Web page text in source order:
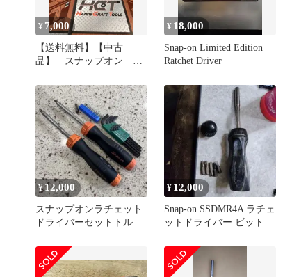
¥ 7,000
【送料無料】【中古
品】 スナップオン
ラチェットドライバー
【ハンズクラフト島根出
雲】
¥ 18,000
Snap-on Limited Edition
Ratchet Driver
¥12,000
スナップオンラチェット
ドライバーセットトルク
¥ 12,000
Snap-on SSDMR4A ラチェ
ットドライバー ビットセ